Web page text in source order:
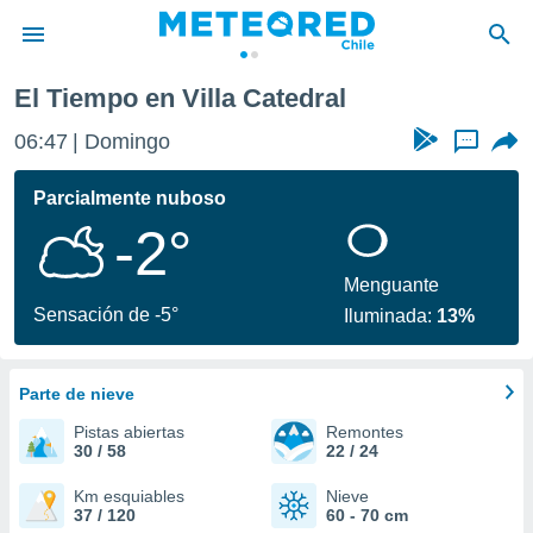
de
por
se
calidad.
a este
las
y
forma
basada
El Tiempo en Villa Catedral
06:47 Domingo ...
Parcialmente nuboso
-2°
Sensación de -5°
Menguante
Iluminada: 13%
Parte de nieve
Pistas abiertas
30 / 58
Remontes
22 / 24
Km esquiables
37 / 120
Nieve
60 - 70 cm